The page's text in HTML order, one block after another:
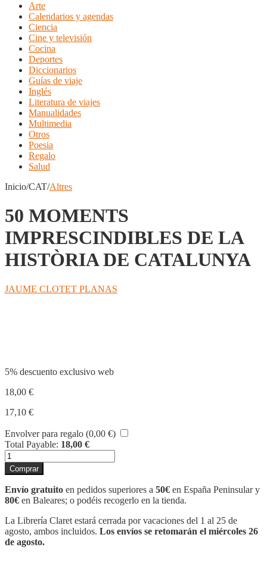
Arte
Calendarios y agendas
Ciencia
Cine y televisión
Cocina
Deportes
Diccionarios
Guías de viaje
Inglés
Literatura de viajes
Manualidades
Multimedia
Otros
Poesia
Regalo
Salud
Inicio/CAT/Altres
50 MOMENTS
IMPRESCINDIBLES DE LA
HISTÒRIA DE CATALUNYA
JAUME CLOTET PLANAS
5% descuento exclusivo web
18,00 €
17,10 €
Envolver para regalo (0,00 €)
Total Payable: 18,00 €
50
MOMENTS
IMPRESCINDIBLES
DE
LA
DE
CATALUNYA
cantidad
Comprar
Envío gratuito en pedidos superiores a 50€ en España Peninsular y
80€ en Baleares; o podéis recogerlo en la tienda.
La Librería Claret estará cerrada por vacaciones del 1 al 25 de
agosto, ambos incluidos. Los envíos se retomarán el miércoles 26
de agosto.